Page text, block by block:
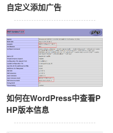
自定义添加广告
如何在WordPress中查看P
HP版本信息